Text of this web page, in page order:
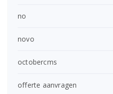
no
novo
octobercms
offerte aanvragen